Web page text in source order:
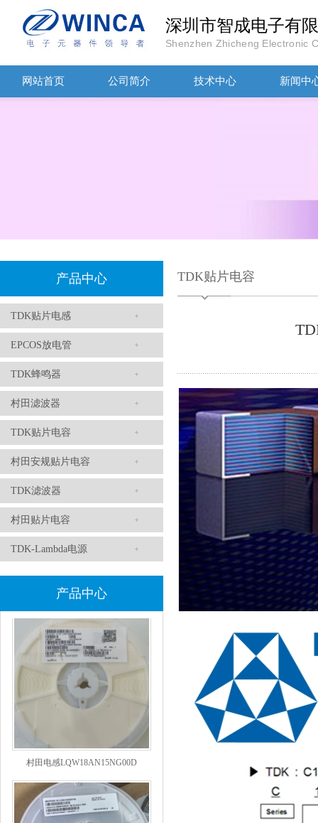
深圳市智成电子有
Shenzhen Zhicheng Electronic
网站首页 公司简介 技术中心 新闻中
产品中心
TDK贴片电感
EPCOS放电管
TDK蜂鸣器
村田滤波器
TDK贴片电容
村田安规贴片电容
TDK滤波器
村田贴片电容
TDK-Lambda电源
产品中心
TDK车规电容CGA4J1X7R1E475KT0Y0E
村田电感LQW18AN15NG00D
TDK贴片电容